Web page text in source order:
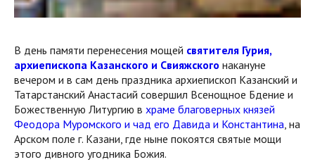
В день памяти перенесения мощей святителя Гурия,
архиепископа Казанского и Свияжского накануне
вечером и в сам день праздника архиепископ Казанский и
Татарстанский Анастасий совершил Всенощное Бдение и
Божественную Литургию в храме благоверных князей
Феодора Муромского и чад его Давида и Константина, на
Арском поле г. Казани, где ныне покоятся святые мощи
этого дивного угодника Божия.